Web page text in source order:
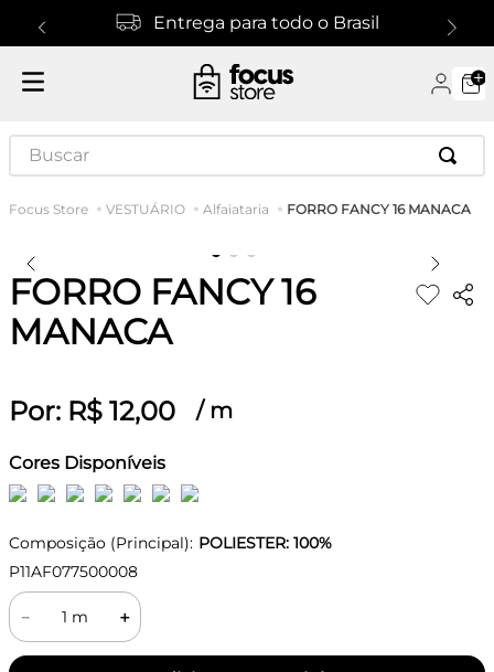
Entrega para todo o Brasil
Buscar
VESTUÁRIO Alfaiataria FORRO FANCY 16 MANACA
FORRO FANCY 16
MANACA
Por: R$ 12,00 / m
Cores Disponíveis
Composição (Principal): POLIESTER: 100%
P11AF077500008
＋
－